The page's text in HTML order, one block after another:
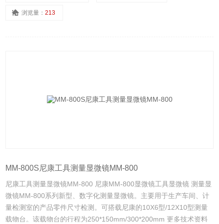
浏览量：213
MM-800S尼康工具测量显微镜MM-800
尼康工具测量显微镜MM-800 尼康MM-800显微镜工具显微镜 测量显
微镜MM-800系列新型、数字化测量显微镜。主要用于生产车间、计
量检测室的产品零件尺寸检测。可搭载尼康的10X6型/12X10型测量
载物台。该载物台的行程为250*150mm/300*200mm 更多技术资料